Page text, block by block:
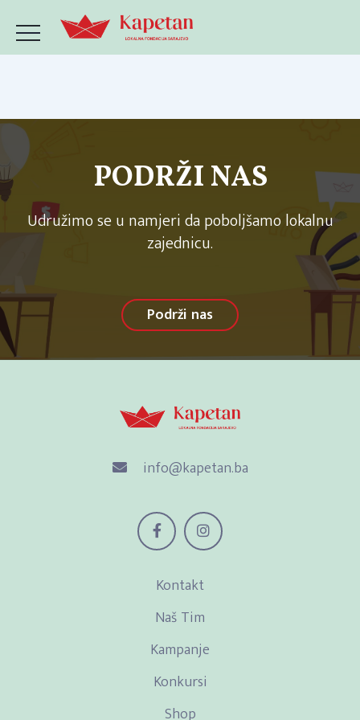
PODRŽI NAS
Udružimo se u namjeri da poboljšamo lokalnu
zajednicu.
Podrži nas
info@kapetan.ba
Kontakt
Naš Tim
Kampanje
Konkursi
Shop